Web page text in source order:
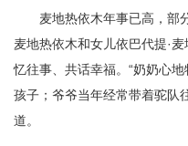
麦地热依木年事已高，部
麦地热依木和女儿依巴代提·
忆往事、共话幸福。“奶奶心
孩子；爷爷当年经常带着驼队
道。